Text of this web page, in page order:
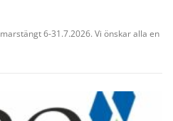
6-31.7.2026. Vi önskar alla en